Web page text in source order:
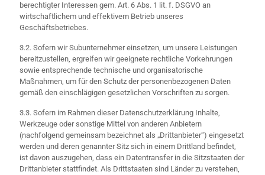
berechtigter Interessen gem. Art. 6 Abs. 1 lit. f. DSGVO an
wirtschaftlichem und effektivem Betrieb unseres
Geschäftsbetriebes.
3.2. Sofern wir Subunternehmer einsetzen, um unsere Leistungen
bereitzustellen, ergreifen wir geeignete rechtliche Vorkehrungen
sowie entsprechende technische und organisatorische
Maßnahmen, um für den Schutz der personenbezogenen Daten
gemäß den einschlägigen gesetzlichen Vorschriften zu sorgen.
3.3. Sofern im Rahmen dieser Datenschutzerklärung Inhalte,
Werkzeuge oder sonstige Mittel von anderen Anbietern
(nachfolgend gemeinsam bezeichnet als „Drittanbieter“) eingesetzt
werden und deren genannter Sitz sich in einem Drittland befindet,
ist davon auszugehen, dass ein Datentransfer in die Sitzstaaten der
Drittanbieter stattfindet. Als Drittstaaten sind Länder zu verstehen,